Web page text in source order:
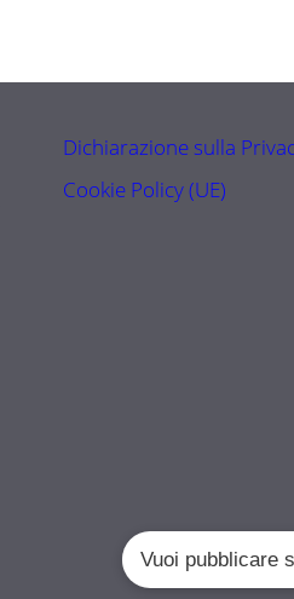
Dichiarazione sulla
Cookie Policy (UE)
Vuoi pubblicare